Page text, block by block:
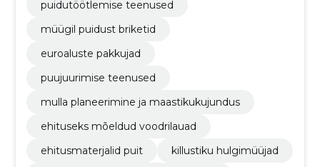
puidutöötlemise teenused
müügil puidust briketid
euroaluste pakkujad
puujuurimise teenused
mulla planeerimine ja maastikukujundus
ehituseks mõeldud voodrilauad
ehitusmaterjalid puit
killustiku hulgimüüjad